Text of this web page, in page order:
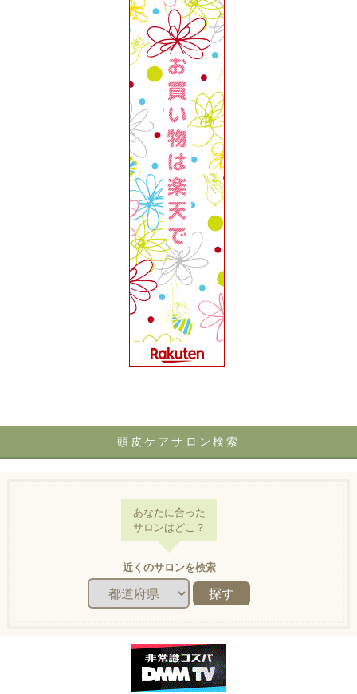
頭皮ケアサロン検索
あなたに合った
サロンはどこ？
近くのサロンを検索